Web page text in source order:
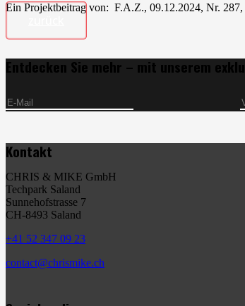
Ein Projektbeitrag von: F.A.Z., 09.12.2024, Nr. 287,
Entdecken Sie mehr – mit unserem
Kontakt
CHRIS & MIKE GmbH
Techpark Saland
Sunnehofstrasse 7
CH-8493 Saland
+41 52 347 09 23
contact@chrismike.ch